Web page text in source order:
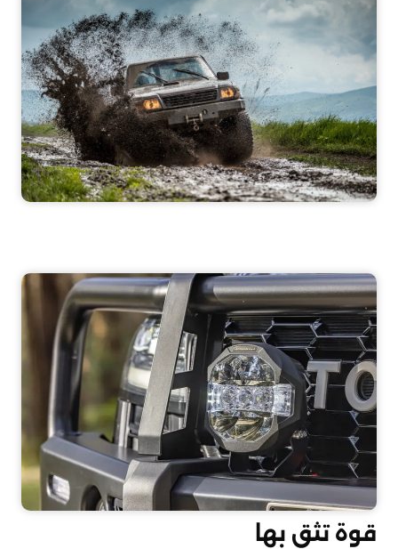
قوة تثق بها